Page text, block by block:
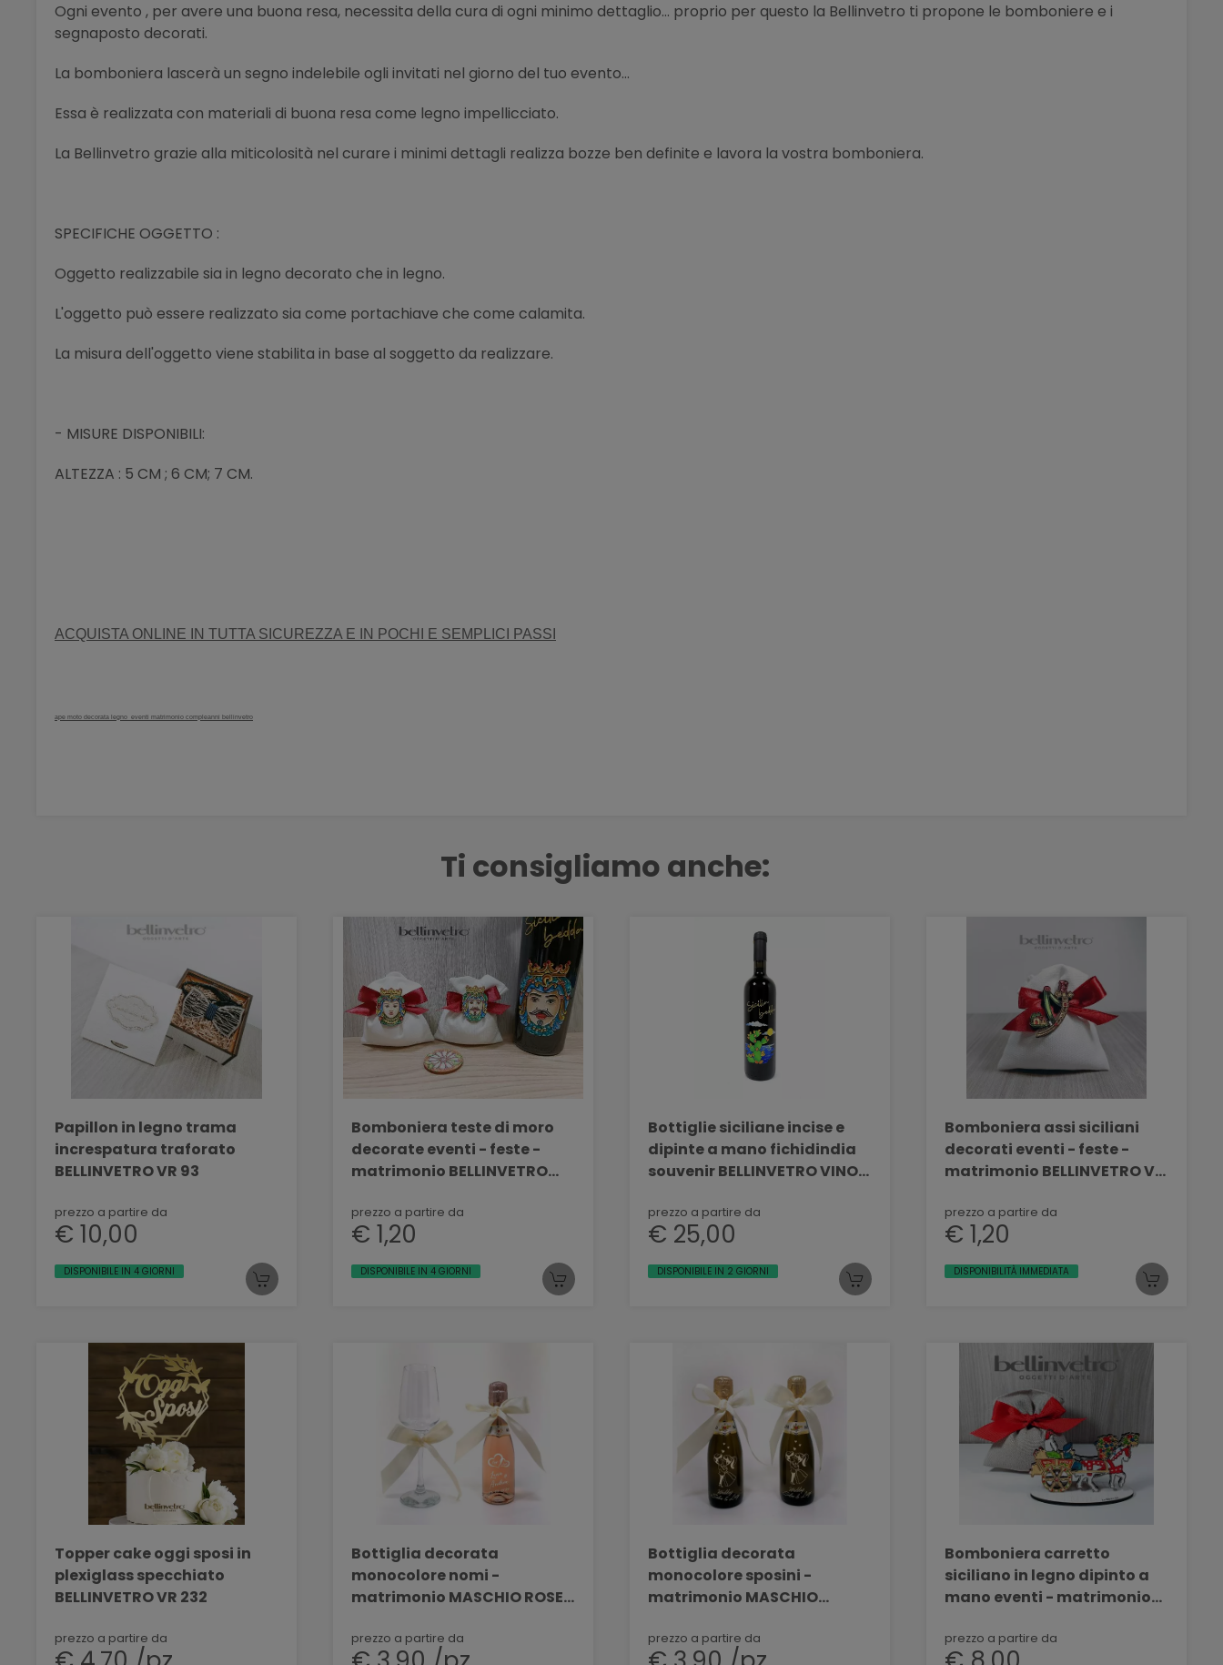
Ogni evento , per avere una buona resa, necessita della cura di ogni minimo dettaglio... proprio per questo la Bellinvetro ti propone le bomboniere e i
segnaposto decorati.
La bomboniera lascerà un segno indelebile ogli invitati nel giorno del tuo evento...
Essa è realizzata con materiali di buona resa come legno impellicciato.
La Bellinvetro grazie alla miticolosità nel curare i minimi dettagli realizza bozze ben definite e lavora la vostra bomboniera.
SPECIFICHE OGGETTO :
Oggetto realizzabile sia in legno decorato che in legno.
L'oggetto può essere realizzato sia come portachiave che come calamita.
La misura dell'oggetto viene stabilita in base al soggetto da realizzare.
- MISURE DISPONIBILI:
ALTEZZA : 5 CM ; 6 CM; 7 CM.
ACQUISTA ONLINE IN TUTTA SICUREZZA E IN POCHI E SEMPLICI PASSI
ape moto decorata legno eventi matrimonio compleanni bellinvetro
Ti consigliamo anche:
Papillon in legno trama
increspatura traforato
BELLINVETRO VR 93
prezzo a partire da
€ 10,00
DISPONIBILE IN 4 GIORNI
Bomboniera teste di moro
decorate eventi - feste -
matrimonio BELLINVETRO
prezzo a partire da
€ 1,20
DISPONIBILE IN 4 GIORNI
Bottiglie siciliane incise e
dipinte a mano fichidindia
souvenir BELLINVETRO VINO
prezzo a partire da
€ 25,00
DISPONIBILE IN 2 GIORNI
Bomboniera assi siciliani
decorati eventi - feste -
matrimonio BELLINVETRO VR
prezzo a partire da
€ 1,20
DISPONIBILITÀ IMMEDIATA
Topper cake oggi sposi in
plexiglass specchiato
BELLINVETRO VR 232
prezzo a partire da
Bottiglia decorata
monocolore nomi -
matrimonio MASCHIO ROSE'
prezzo a partire da
Bottiglia decorata
monocolore sposini -
matrimonio MASCHIO
prezzo a partire da
Bomboniera carretto
siciliano in legno dipinto a
mano eventi - matrimonio
prezzo a partire da